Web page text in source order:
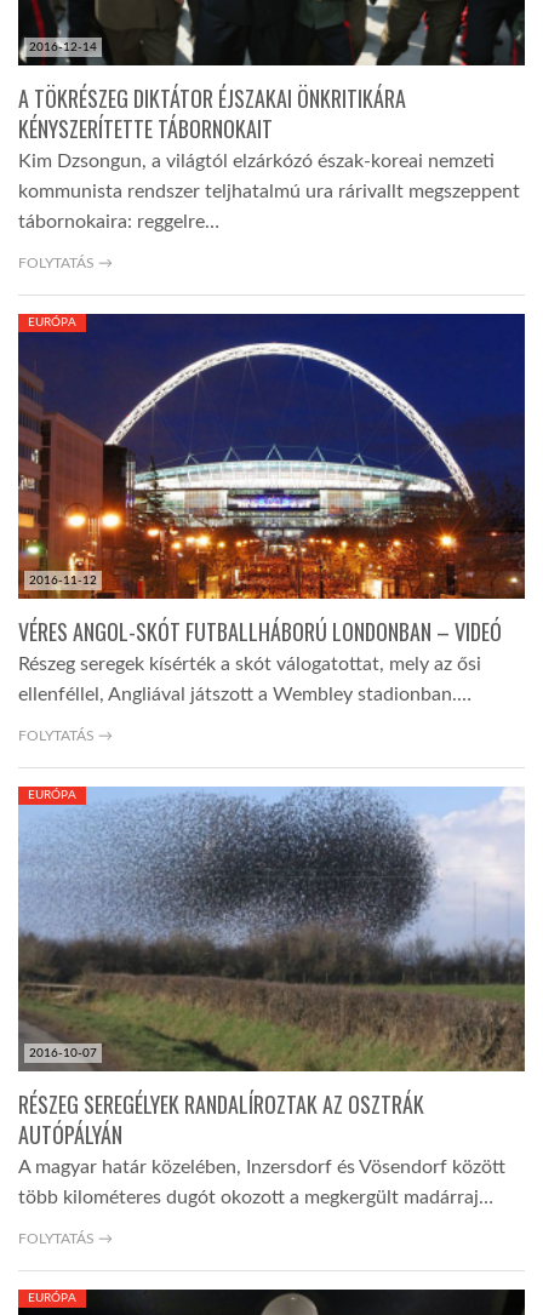
2016-12-14
A TÖKRÉSZEG DIKTÁTOR ÉJSZAKAI ÖNKRITIKÁRA
KÉNYSZERÍTETTE TÁBORNOKAIT
Kim Dzsongun, a világtól elzárkózó észak-koreai nemzeti
kommunista rendszer teljhatalmú ura rárivallt megszeppent
tábornokaira: reggelre…
FOLYTATÁS →
2016-11-12
EURÓPA
VÉRES ANGOL-SKÓT FUTBALLHÁBORÚ LONDONBAN – VIDEÓ
Részeg seregek kísérték a skót válogatottat, mely az ősi
ellenféllel, Angliával játszott a Wembley stadionban.…
FOLYTATÁS →
2016-10-07
EURÓPA
RÉSZEG SEREGÉLYEK RANDALÍROZTAK AZ OSZTRÁK
AUTÓPÁLYÁN
A magyar határ közelében, Inzersdorf és Vösendorf között
több kilométeres dugót okozott a megkergült madárraj…
FOLYTATÁS →
EURÓPA